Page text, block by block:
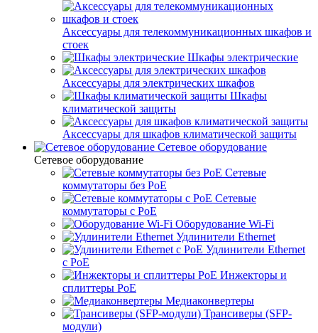
Аксессуары для телекоммуникационных шкафов и
стоек
Шкафы электрические
Аксессуары для электрических шкафов
Шкафы
климатической защиты
Аксессуары для шкафов климатической защиты
Сетевое оборудование
Сетевое оборудование
Сетевые
коммутаторы без PoE
Сетевые
коммутаторы с PoE
Оборудование Wi-Fi
Удлинители Ethernet
Удлинители Ethernet
с PoE
Инжекторы и
сплиттеры PoE
Медиаконвертеры
Трансиверы (SFP-
модули)